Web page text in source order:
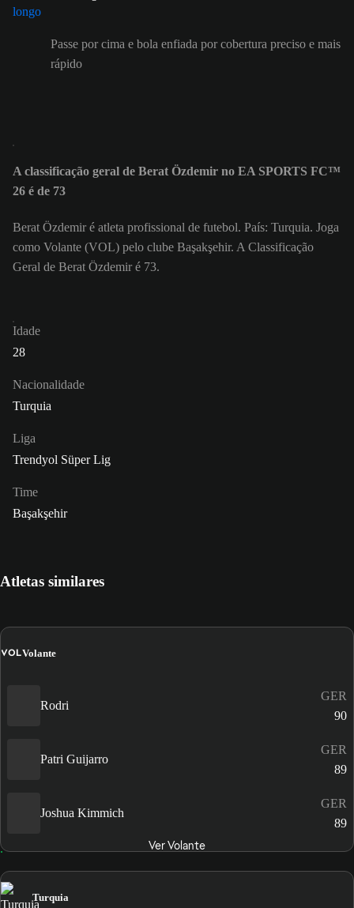
Passe por cima e bola enfiada por cobertura preciso e mais
rápido
A classificação geral de Berat Özdemir no EA SPORTS FC™
26 é de 73
Berat Özdemir é atleta profissional de futebol. País: Turquia. Joga
como Volante (VOL) pelo clube Başakşehir. A Classificação
Geral de Berat Özdemir é 73.
Idade
28
Nacionalidade
Turquia
Liga
Trendyol Süper Lig
Time
Başakşehir
Atletas similares
VOLVolante
Rodri
GER
90
Patri Guijarro
GER
89
Joshua Kimmich
GER
89
Ver Volante
Turquia